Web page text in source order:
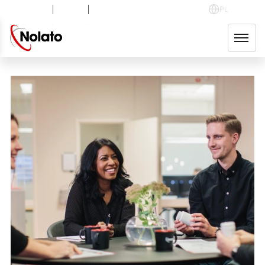
WSTECZ
at Nolato
positions
stories
group companies
PL
Svenska
Polski
中文
Magyar
Español